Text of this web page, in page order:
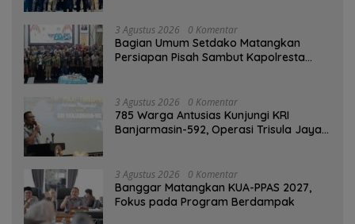
3 Agustus 2026 0 Komentar
Bagian Umum Setdako Matangkan
Persiapan Pisah Sambut Kapolresta
3 Agustus 2026 0 Komentar
785 Warga Antusias Kunjungi KRI
Banjarmasin-592, Operasi Trisula Jaya
3 Agustus 2026 0 Komentar
‎Banggar Matangkan KUA-PPAS 2027,
Fokus pada Program Berdampak